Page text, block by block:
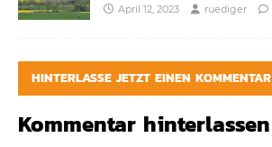
April 12, 2023 ruediger
HINTERLASSE JETZT EINEN KOMMENTAR
Kommentar hinterlassen